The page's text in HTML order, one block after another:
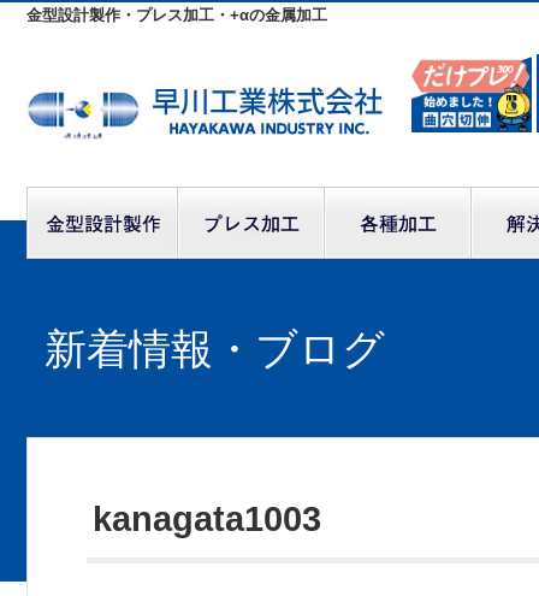
金型設計製作・プレス加工・+αの金属加工
新着情報・ブログ
kanagata1003